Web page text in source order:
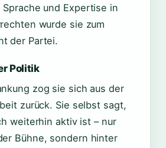
und Expertise in
wurde sie zum
der Partei.
Politik
zog sie sich aus der
zurück. Sie selbst sagt,
weiterhin aktiv ist – nur
Bühne, sondern hinter